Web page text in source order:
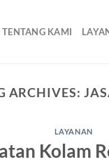
TENTANG KAMI
ARCHIVES:
LAYANAN
Kolam